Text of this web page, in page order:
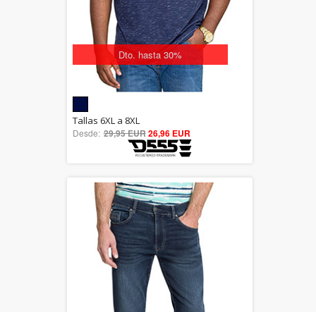
Dto. hasta 30%
5.00
out of 5
Tallas 6XL a 8XL
Desde: 29,95 EUR26,96 EUR